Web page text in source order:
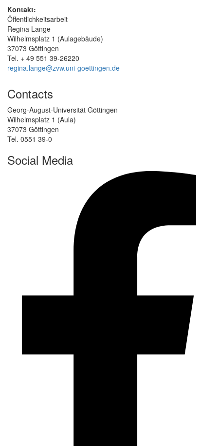
Kontakt:
Öffentlichkeitsarbeit
Regina Lange
Wilhelmsplatz 1 (Aulagebäude)
37073 Göttingen
Tel. + 49 551 39-26220
regina.lange@zvw.uni-goettingen.de
Contacts
Georg-August-Universität Göttingen
Wilhelmsplatz 1 (Aula)
37073 Göttingen
Tel. 0551 39-0
Social Media